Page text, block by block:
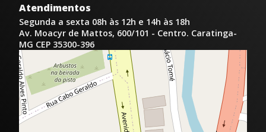
Atendimentos
Segunda a sexta 08h às 12h e 14h às 18h
Av. Moacyr de Mattos, 600/101 - Centro. Caratinga-
MG CEP 35300-396